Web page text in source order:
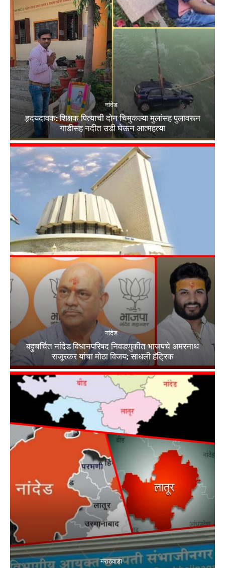
नांदेड
हृदयदावक: शिक्षक पित्याची दोन चिमुकल्या मुलांसह पुलावरून
गाडीसह नदीत उडी घेऊन आत्महत्या
नांदेड
बहुचर्चित नांदेड विधानपरिषद निवडणुकीत भाजपचे अमरनाथ
राजूरकर यांचा मोठा विजय; साधली हॅट्रिक
मराठवाडा